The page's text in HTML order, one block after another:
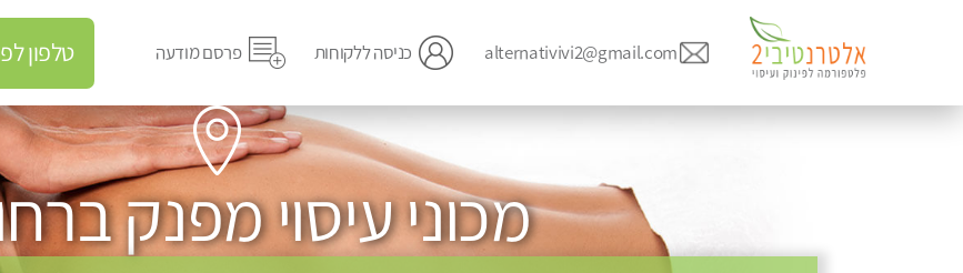
alternativivi2@gmail.com כניסה ללקוחות פרסם מודעה טלפון
מכוני עיסוי מפנק